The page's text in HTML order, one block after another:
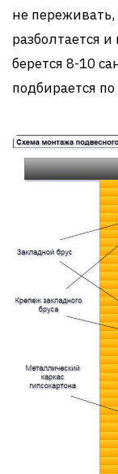
не
разболтается
берется 8-10
подбирается